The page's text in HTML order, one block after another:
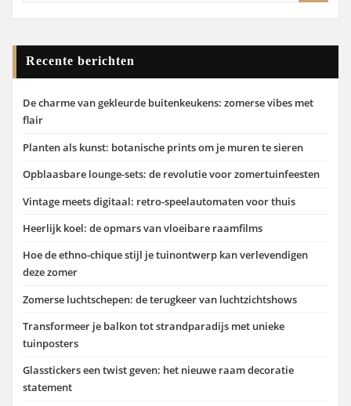
Recente berichten
De charme van gekleurde buitenkeukens: zomerse vibes met
flair
Planten als kunst: botanische prints om je muren te sieren
Opblaasbare lounge-sets: de revolutie voor zomertuinfeesten
Vintage meets digitaal: retro-speelautomaten voor thuis
Heerlijk koel: de opmars van vloeibare raamfilms
Hoe de ethno-chique stijl je tuinontwerp kan verlevendigen
deze zomer
Zomerse luchtschepen: de terugkeer van luchtzichtshows
Transformeer je balkon tot strandparadijs met unieke
tuinposters
Glasstickers een twist geven: het nieuwe raam decoratie
statement